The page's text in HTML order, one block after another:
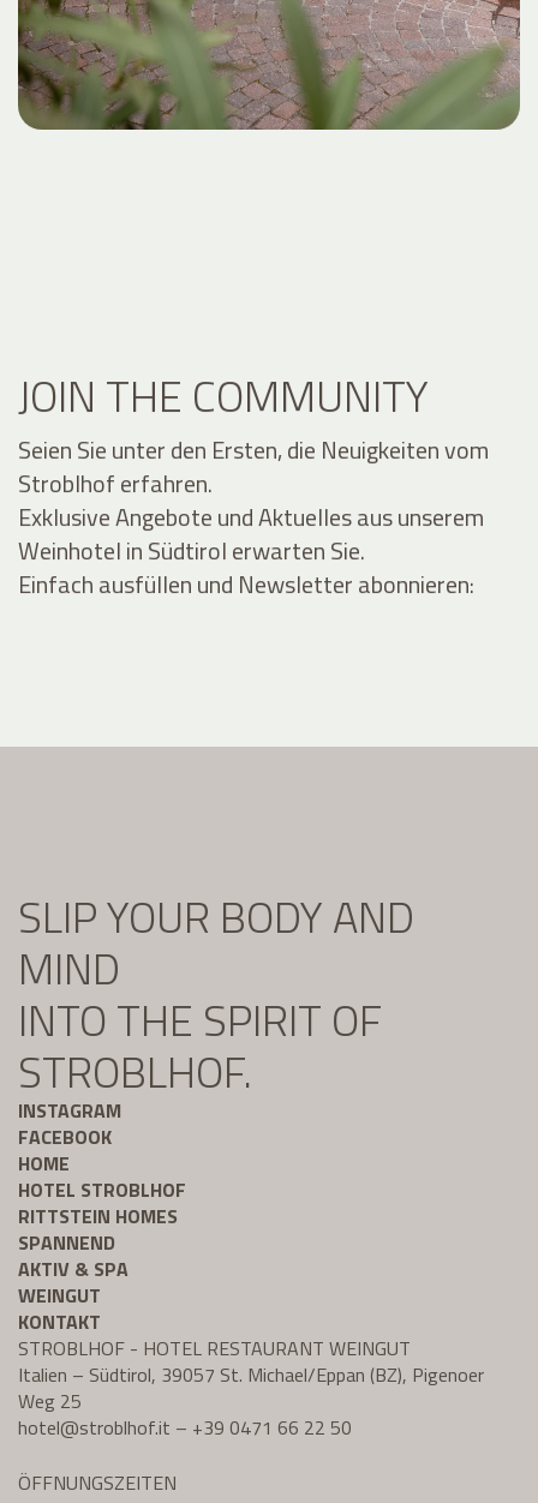
JOIN THE COMMUNITY
Seien Sie unter den Ersten, die Neuigkeiten vom
Stroblhof erfahren.
Exklusive Angebote und Aktuelles aus unserem
Weinhotel in Südtirol erwarten Sie.
Einfach ausfüllen und Newsletter abonnieren:
SLIP YOUR BODY AND
MIND
INTO THE SPIRIT OF
STROBLHOF.
INSTAGRAM
FACEBOOK
HOME
HOTEL STROBLHOF
RITTSTEIN HOMES
SPANNEND
AKTIV & SPA
WEINGUT
KONTAKT
STROBLHOF - HOTEL RESTAURANT WEINGUT
Italien – Südtirol, 39057 St. Michael/Eppan (BZ), Pigenoer
Weg 25
hotel@stroblhof.it – +39 0471 66 22 50
ÖFFNUNGSZEITEN